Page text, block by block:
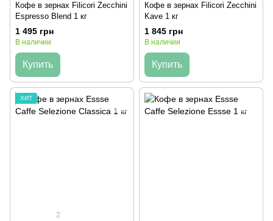
Кофе в зернах Filicori Zecchini
Espresso Blend 1 кг
1 495 грн
В наличии
Купить
Кофе в зернах Filicori Zecchini
Kave 1 кг
1 845 грн
В наличии
Купить
ХИТ
2